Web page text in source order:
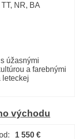
NR, BA
úžasnými
a farebnými
leteckej
východu
1 550 €